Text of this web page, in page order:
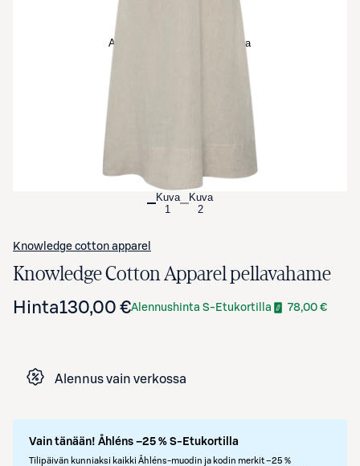
Avaa tuotekuva suurennettuna
Kuva
1
Kuva
2
Knowledge cotton apparel
Knowledge Cotton Apparel pellavahame
Hinta130,00 €Alennushinta S-Etukortilla 78,00 €
Alennus vain verkossa
Vain tänään! Åhléns –25 % S-Etukortilla
Tilipäivän kunniaksi kaikki Åhléns-muodin ja kodin merkit –25 %